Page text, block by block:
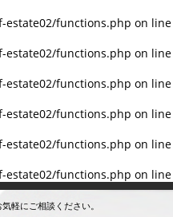
estate02/functions.php on
estate02/functions.php on
estate02/functions.php on
estate02/functions.php on
estate02/functions.php on
estate02/functions.php on
軽にご相談ください。